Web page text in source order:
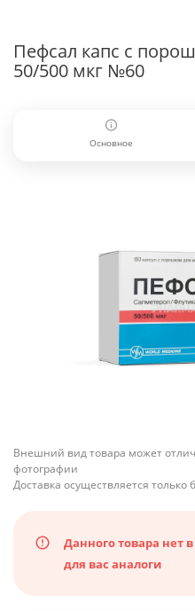
Пефсал капс с
50/500 мкг №60
Основное
Внешний вид товара может
фотографии
Доставка осуществляется только
Данного товара нет
для вас аналоги